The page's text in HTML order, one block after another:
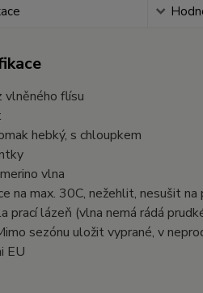
vlněného flísu
hebký, s chloupkem
vlna
na max. 30C, nežehlit, nesušit
prací lázeň (vlna nemá rádá
sezónu uložit vyprané, v
EU